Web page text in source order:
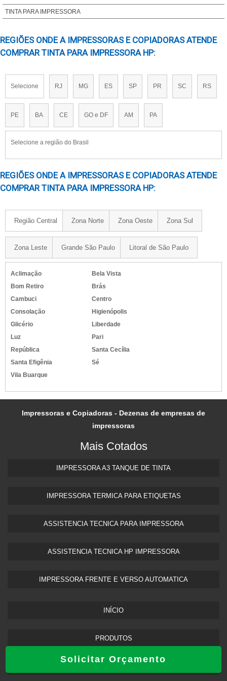
Solicitar Orçamento
FORNECEDOR DE TINTA PARA LISTRAR PNEU
PREÇO DE TINTA PARA PNEU
PREÇO DE TINTA PARA PNEU EM SP
TINTA PARA BANDA DE ROLDAGEM
TINTA PARA IMPRESSORA INKJET
TINTA PARA MOLDE DE PNEU
TINTA PARA OFFSET PARA PNEUS
TINTA PARA PINTAR LETRAS PNEU
TINTA PARA PINTAR PNEU
TINTA PARA REFORMA DE PNEU
TINTA PARA TINGIR FIOS E CABOS
TINTA PIGMENTADA
TINTA PIGMENTADA BRANCA
TINTA PIGMENTADA IMPRESSORA
TINTA SOLVENTE PARA IMPRESSORA INDUSTRIAL
TINTA SUBLIMATICA INKTEC
TINTA PARA IMPRESSORA
REGIÕES ONDE A IMPRESSORAS E COPIADORAS ATENDE
COMPRAR TINTA PARA IMPRESSORA HP:
Selecione RJ MG ES SP PR SC RS
PE BA CE GO e DF AM PA
Selecione a região do Brasil
REGIÕES ONDE A IMPRESSORAS E COPIADORAS ATENDE
COMPRAR TINTA PARA IMPRESSORA HP:
Região Central Zona Norte Zona Oeste Zona Sul
Zona Leste Grande São Paulo Litoral de São Paulo
Aclimação
Bela Vista
Bom Retiro
Brás
Cambuci
Centro
Consolação
Higienópolis
Glicério
Liberdade
Luz
Pari
República
Santa Cecília
Santa Efigênia
Sé
Vila Buarque
Impressoras e Copiadoras - Dezenas de empresas de
impressoras
Mais Cotados
IMPRESSORA A3 TANQUE DE TINTA​
IMPRESSORA TERMICA PARA ETIQUETAS​
ASSISTENCIA TECNICA PARA IMPRESSORA
ASSISTENCIA TECNICA HP IMPRESSORA​
IMPRESSORA FRENTE E VERSO AUTOMATICA
INÍCIO
PRODUTOS
SOBRE NÓS